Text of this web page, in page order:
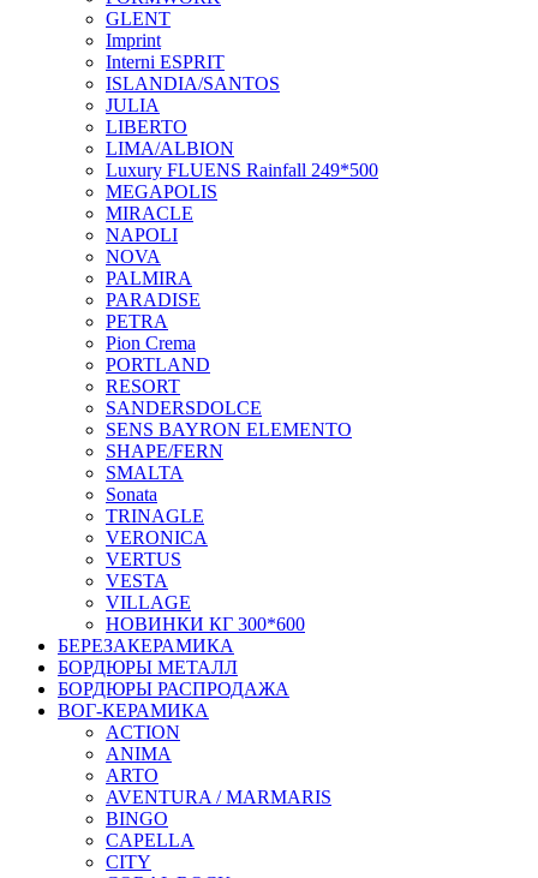
GLENT
Imprint
Interni ESPRIT
ISLANDIA/SANTOS
JULIA
LIBERTO
LIMA/ALBION
Luxury FLUENS Rainfall 249*500
MEGAPOLIS
MIRACLE
NAPOLI
NOVA
PALMIRA
PARADISE
PETRA
Pion Crema
PORTLAND
RESORT
SANDERSDOLCE
SENS BAYRON ELEMENTO
SHAPE/FERN
SMALTA
Sonata
TRINAGLE
VERONICA
VERTUS
VESTA
VILLAGE
НОВИНКИ КГ 300*600
БЕРЕЗАКЕРАМИКА
БОРДЮРЫ МЕТАЛЛ
БОРДЮРЫ РАСПРОДАЖА
ВОГ-КЕРАМИКА
ACTION
ANIMA
ARTO
AVENTURA / MARMARIS
BINGO
CAPELLA
CITY